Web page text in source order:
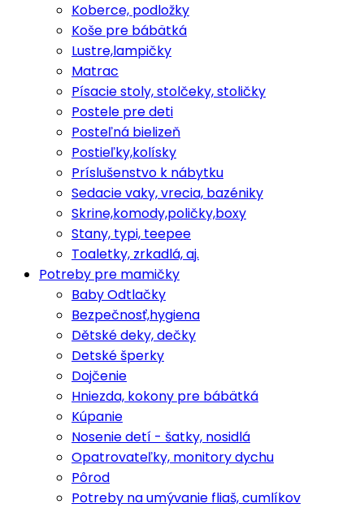
Koberce, podložky
Koše pre bábätká
Lustre,lampičky
Matrac
Písacie stoly, stolčeky, stoličky
Postele pre deti
Posteľná bielizeň
Postieľky,kolísky
Príslušenstvo k nábytku
Sedacie vaky, vrecia, bazéniky
Skrine,komody,poličky,boxy
Stany, typi, teepee
Toaletky, zrkadlá, aj.
Potreby pre mamičky
Baby Odtlačky
Bezpečnosť,hygiena
Dětské deky, dečky
Detské šperky
Dojčenie
Hniezda, kokony pre bábätká
Kúpanie
Nosenie detí - šatky, nosidlá
Opatrovateľky, monitory dychu
Pôrod
Potreby na umývanie fliaš, cumlíkov